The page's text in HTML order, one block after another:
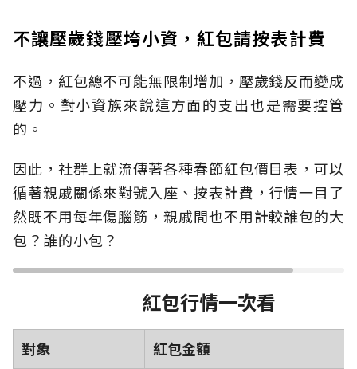
不讓壓歲錢壓垮小資，紅包請按表計費
不過，紅包總不可能無限制增加，壓歲錢反而變成
壓力。對小資族來說這方面的支出也是需要控管
的。
因此，社群上就流傳著各種春節紅包價目表，可以
循著親戚關係來對號入座、按表計費，行情一目了
然既不用每年傷腦筋，親戚間也不用計較誰包的大
包？誰的小包？
紅包行情一次看
對象
紅包金額